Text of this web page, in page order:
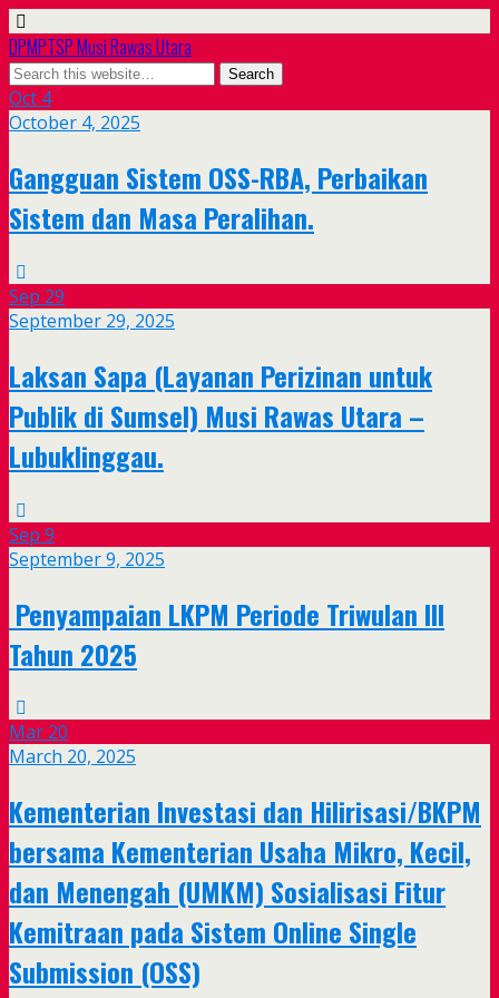
DPMPTSP Musi Rawas Utara
Oct 4
October 4, 2025
Gangguan Sistem OSS-RBA, Perbaikan
Sistem dan Masa Peralihan.
Sep 29
September 29, 2025
Laksan Sapa (Layanan Perizinan untuk
Publik di Sumsel) Musi Rawas Utara –
Lubuklinggau.
Sep 9
September 9, 2025
Penyampaian LKPM Periode Triwulan III
Tahun 2025
Mar 20
March 20, 2025
Kementerian Investasi dan Hilirisasi/BKPM
bersama Kementerian Usaha Mikro, Kecil,
dan Menengah (UMKM) Sosialisasi Fitur
Kemitraan pada Sistem Online Single
Submission (OSS)